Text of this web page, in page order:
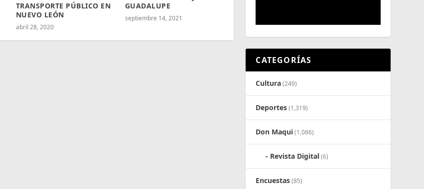
TRANSPORTE PÚBLICO EN
NUEVO LEÓN
abril 28, 2020
GUADALUPE
septiembre 14, 2021
CATEGORÍAS
Cultura(249)
Deportes(1,319)
Don Maqui(1,086)
Revista Digital(6)
Encuestas(85)